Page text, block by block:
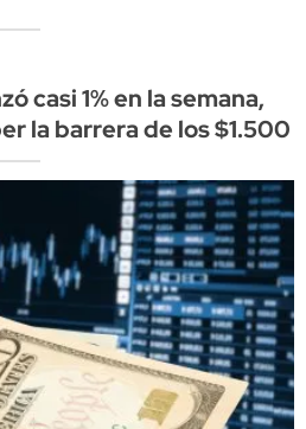
casi 1% en la semana,
la barrera de los $1.500